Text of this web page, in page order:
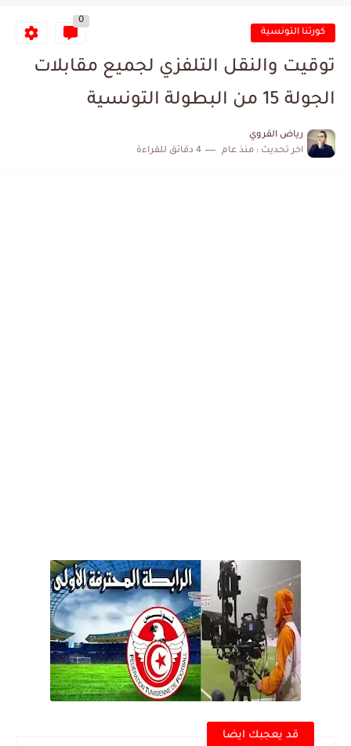
البرنامج الكامل لنهائي البطولة بين الاتحاد المنستيري والنادي الإفريقي كورتنا التونسية
0
توقيت والنقل التلفزي لجميع مقابلات
الجولة 15 من البطولة التونسية
رياض القروي
اخر تحديث : منذ عام 4 دقائق للقراءة
قد يعجبك ايضا